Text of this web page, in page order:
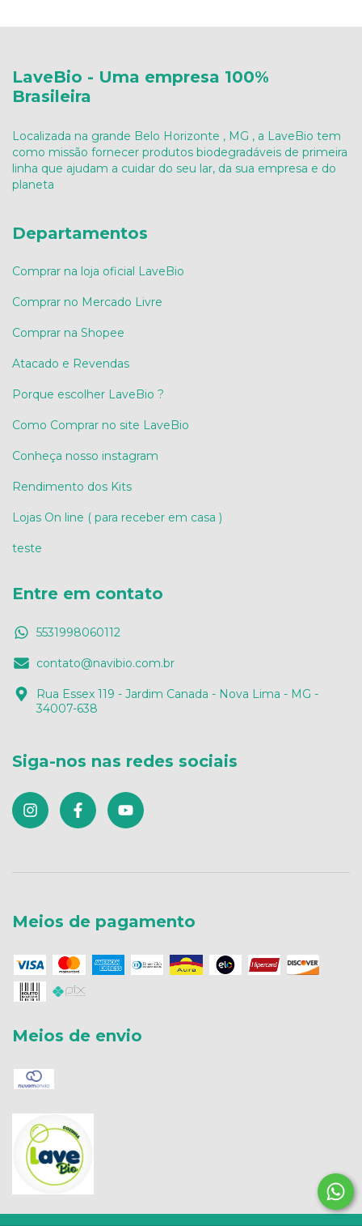
LaveBio - Uma empresa 100%
Brasileira
Localizada na grande Belo Horizonte , MG , a LaveBio tem
como missão fornecer produtos biodegradáveis de primeira
linha que ajudam a cuidar do seu lar, da sua empresa e do
planeta
Departamentos
Comprar na loja oficial LaveBio
Comprar no Mercado Livre
Comprar na Shopee
Atacado e Revendas
Porque escolher LaveBio ?
Como Comprar no site LaveBio
Conheça nosso instagram
Rendimento dos Kits
Lojas On line ( para receber em casa )
teste
Entre em contato
5531998060112
contato@navibio.com.br
Rua Essex 119 - Jardim Canada - Nova Lima - MG -
34007-638
Siga-nos nas redes sociais
Meios de pagamento
Meios de envio